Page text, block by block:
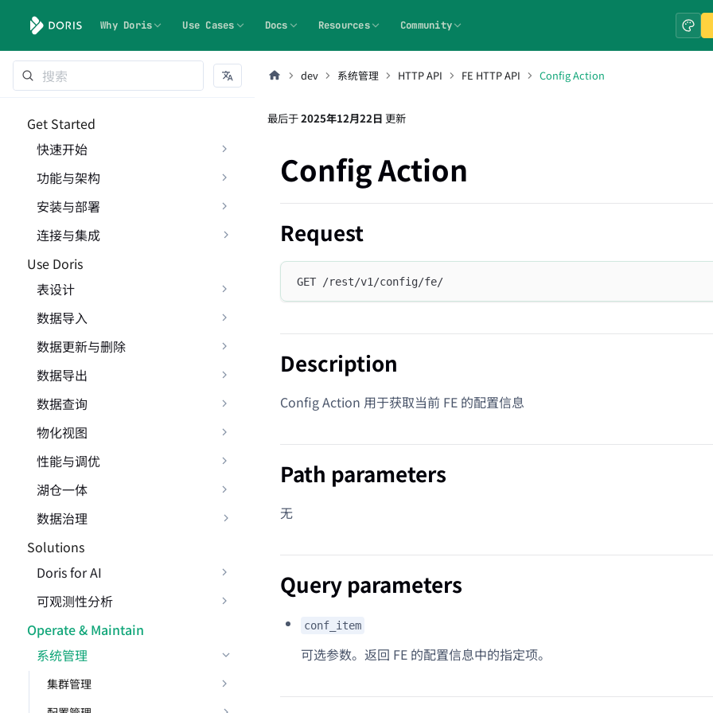
Why Doris Use Cases Docs Resources Community
Get Started
快速开始
功能与架构
安装与部署
连接与集成
Use Doris
表设计
数据导入
数据更新与删除
数据导出
数据查询
物化视图
性能与调优
湖仓一体
数据治理
Solutions
Doris for AI
可观测性分析
Operate & Maintain
系统管理
集群管理
dev 系统管理 HTTP API FE HTTP API Config Action
最后于2025年12月22日 更新
Config Action
Request
GET /rest/v1/config/fe/
Description
Config Action 用于获取当前 FE 的配置信息
Path parameters
无
Query parameters
conf_item
可选参数。返回 FE 的配置信息中的指定项。